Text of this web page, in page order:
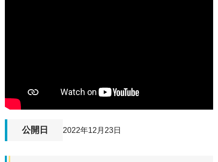
公開日 2022年12月23日